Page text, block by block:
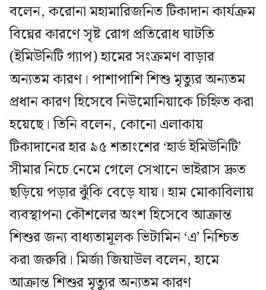
বলেন, করোনা মহামারিজনিত টিকাদান কার্যক্রম
বিঘ্নের কারণে সৃষ্ট রোগ প্রতিরোধ ঘাটতি
(ইমিউনিটি গ্যাপ) হামের সংক্রমণ বাড়ার
অন্যতম কারণ। পাশাপাশি শিশু মৃত্যুর অন্যতম
প্রধান কারণ হিসেবে নিউমোনিয়াকে চিহ্নিত করা
হয়েছে। তিনি বলেন, কোনো এলাকায়
টিকাদানের হার ৯৫ শতাংশের ‘হার্ড ইমিউনিটি’
সীমার নিচে নেমে গেলে সেখানে ভাইরাস দ্রুত
ছড়িয়ে পড়ার ঝুঁকি বেড়ে যায়। হাম মোকাবিলায়
ব্যবস্থাপনা কৌশলের অংশ হিসেবে আক্রান্ত
শিশুর জন্য বাধ্যতামূলক ভিটামিন ‘এ’ নিশ্চিত
করা জরুরি। মির্জা জিয়াউল বলেন, হামে
আক্রান্ত শিশুর মৃত্যুর অন্যতম কারণ